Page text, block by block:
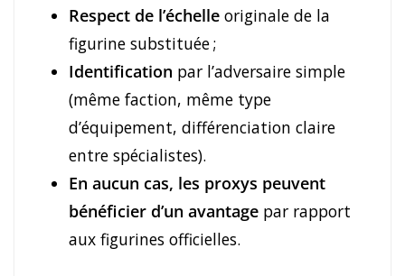
Respect de l’échelle originale de la
figurine substituée ;
Identification par l’adversaire simple
(même faction, même type
d’équipement, différenciation claire
entre spécialistes).
En aucun cas, les proxys peuvent
bénéficier d’un avantage par rapport
aux figurines officielles.